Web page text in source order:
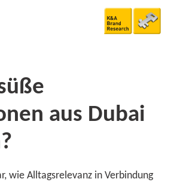
aus Dubai
wie Alltags­relevanz in Verbindung